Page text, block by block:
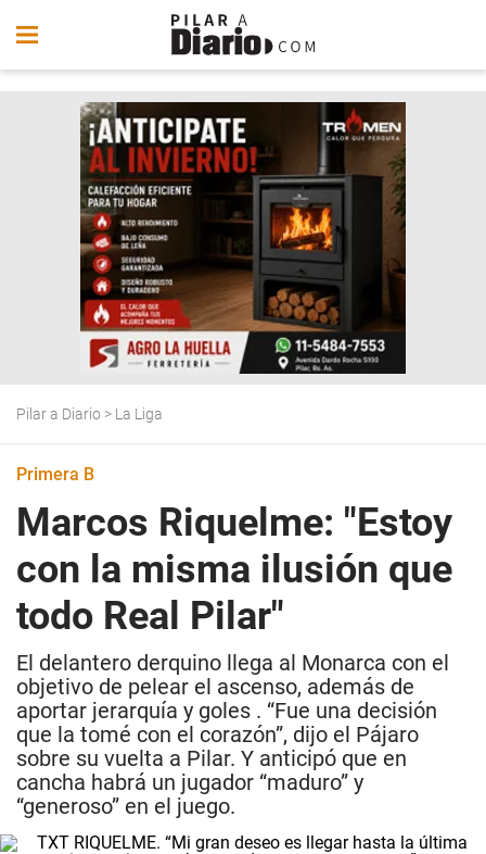
Pilar a Diario > La Liga
Primera B
Marcos Riquelme: "Estoy
con la misma ilusión que
todo Real Pilar"
El delantero derquino llega al Monarca con el
objetivo de pelear el ascenso, además de
aportar jerarquía y goles . “Fue una decisión
que la tomé con el corazón”, dijo el Pájaro
sobre su vuelta a Pilar. Y anticipó que en
cancha habrá un jugador “maduro” y
“generoso” en el juego.